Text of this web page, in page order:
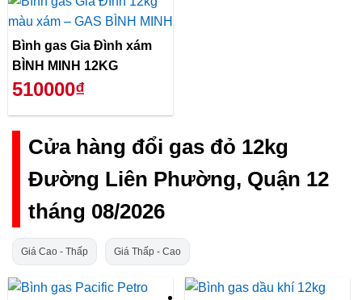
Bình gas Gia Đình xám
BÌNH MINH 12KG
510000₫
Cửa hàng đổi gas đỏ 12kg
Đường Liên Phường, Quận 12
tháng 08/2026
Giá Cao - Thấp Giá Thấp - Cao